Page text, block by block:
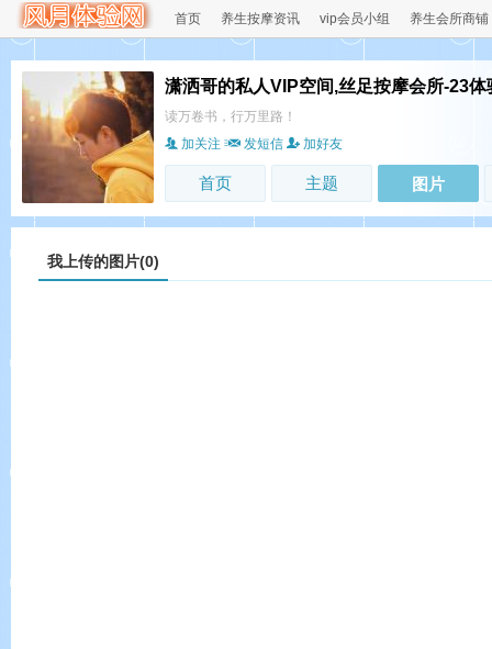
首页 养生按摩资讯 vip会员小组 养生会所商铺
潇洒哥的私人VIP空间,丝足按摩会所-23体
读万卷书，行万里路！
加关注
发短信 加好友
首页 主题 图片
我上传的图片(0)